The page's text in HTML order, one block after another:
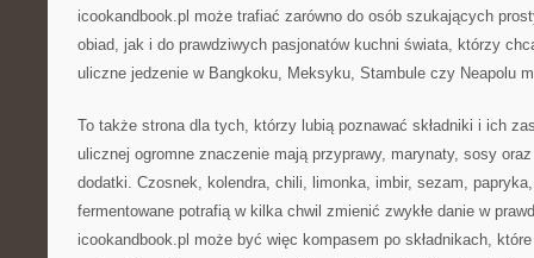
icookandbook.pl może trafiać zarówno do osób szukających
obiad, jak i do prawdziwych pasjonatów kuchni świata, którzy
uliczne jedzenie w Bangkoku, Meksyku, Stambule czy Neapolu
To także strona dla tych, którzy lubią poznawać składniki i ich
ulicznej ogromne znaczenie mają przyprawy, marynaty, sosy
dodatki. Czosnek, kolendra, chili, limonka, imbir, sezam,
fermentowane potrafią w kilka chwil zmienić zwykłe danie w
icookandbook.pl może być więc kompasem po składnikach,